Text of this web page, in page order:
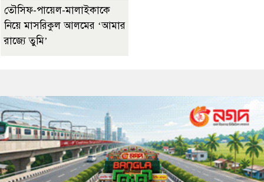
তৌসিফ-পায়েল-মালাইকাকে
নিয়ে মাসরিকুল আলমের ‘আমার
রাজ্যে তুমি’